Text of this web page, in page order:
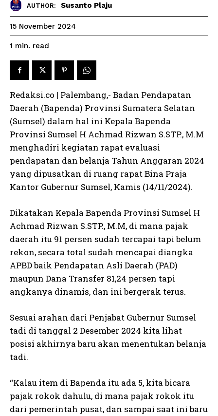
AUTHOR: Susanto Plaju
15 November 2024
1 min. read
Redaksi.co | Palembang,- Badan Pendapatan
Daerah (Bapenda) Provinsi Sumatera Selatan
(Sumsel) dalam hal ini Kepala Bapenda
Provinsi Sumsel H Achmad Rizwan S.STP., M.M
menghadiri kegiatan rapat evaluasi
pendapatan dan belanja Tahun Anggaran 2024
yang dipusatkan di ruang rapat Bina Praja
Kantor Gubernur Sumsel, Kamis (14/11/2024).
Dikatakan Kepala Bapenda Provinsi Sumsel H
Achmad Rizwan S.STP., M.M, di mana pajak
daerah itu 91 persen sudah tercapai tapi belum
rekon, secara total sudah mencapai diangka
APBD baik Pendapatan Asli Daerah (PAD)
maupun Dana Transfer 81,24 persen tapi
angkanya dinamis, dan ini bergerak terus.
Sesuai arahan dari Penjabat Gubernur Sumsel
tadi di tanggal 2 Desember 2024 kita lihat
posisi akhirnya baru akan menentukan belanja
tadi.
“Kalau item di Bapenda itu ada 5, kita bicara
pajak rokok dahulu, di mana pajak rokok itu
dari pemerintah pusat, dan sampai saat ini baru